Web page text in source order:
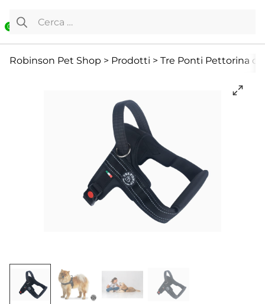
0
Ricerca per:
Robinson Pet Shop > Prodotti > Tre Ponti Pettorina